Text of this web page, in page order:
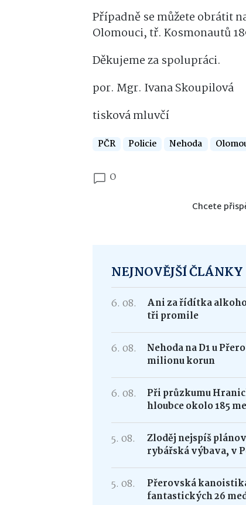
Případně se můžete obrátit
Olomouci, tř. Kosmonautů
Děkujeme za spolupráci.
por. Mgr. Ivana Skoupilová
tisková mluvčí
PČR Policie Nehoda
0
Chcete
NEJNOVĚJŠÍ ČLÁNKY
6. 08.
Ani za řídítka
tři promile
6. 08.
Nehoda na D1 u
milionu korun
6. 08.
Při průzkumu
hloubce okolo 185
5. 08.
Zloděj nejspíš
rybářská výbava, v
5. 08.
Přerovská
fantastických 26